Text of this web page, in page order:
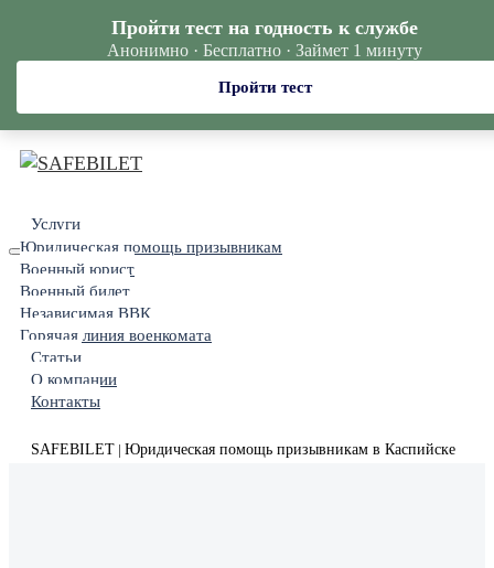
Услуги
Юридическая помощь призывникам
Военный юрист
Военный билет
Независимая ВВК
Горячая линия военкомата
Статьи
О компании
Контакты
SAFEBILET Юридическая помощь призывникам в Каспийске
Пройти тест на годность к службе
Анонимно · Бесплатно · Займет 1 минуту
Пройти тест